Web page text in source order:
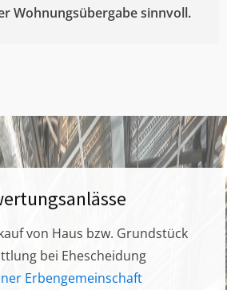
Wohnungsübergabe sinnvoll.
von Haus bzw. Grundstück
bei Ehescheidung
Erbengemeinschaft